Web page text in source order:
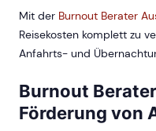
Mit der Burnout Berater
Reisekosten komplett zu
Anfahrts- und
Burnout
Förderung von